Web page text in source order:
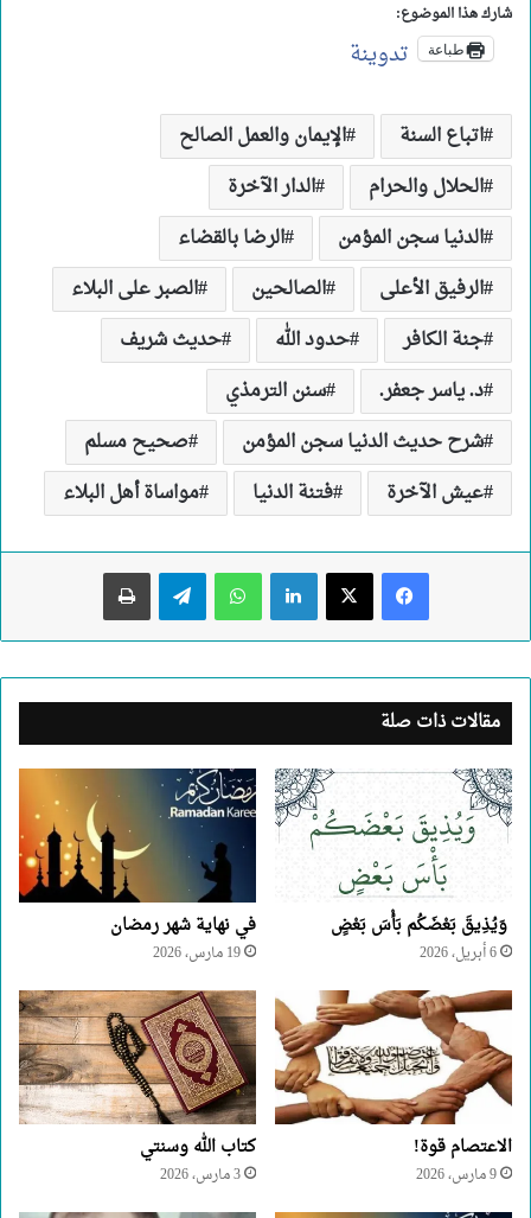
شارك هذا الموضوع:
طباعة تدوينة
اتباع السنة
الإيمان والعمل الصالح
الحلال والحرام
الدار الآخرة
الدنيا سجن المؤمن
الرضا بالقضاء
الرفيق الأعلى
الصالحين
الصبر على البلاء
جنة الكافر
حدود الله
حديث شريف
د. ياسر جعفر.
سنن الترمذي
شرح حديث الدنيا سجن المؤمن
صحيح مسلم
عيش الآخرة
فتنة الدنيا مواساة أهل البلاء
لينكدإن واتساب تيلقرام طباعة
مقالات ذات صلة
وَيُذِيقَ بَعْضَكُم بَأْسَ بَعْضٍ
6 أبريل، 2026
في نهاية شهر رمضان
19 مارس، 2026
الاعتصام قوة!
9 مارس، 2026
كتاب الله وسنتي
3 مارس، 2026